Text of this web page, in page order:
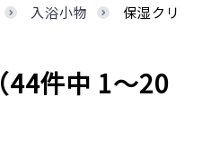
入浴小物
保湿クリ
（44件中 1～20